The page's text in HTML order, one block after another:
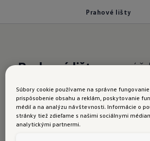
Prahové lišty
Prahové lištypre váš
Prahové lišty sú vyrobené z
môžu chrániť pred poškriabaním v
dverí. Nápis „Passat“ dodáva
Súbory cookie používame na správne
prispôsobenie obsahu a reklám, poskytovanie
médií a na analýzu návštevnosti. Informácie o
stránky tiež zdieľame s našimi sociálnymi
analytickými partnermi.